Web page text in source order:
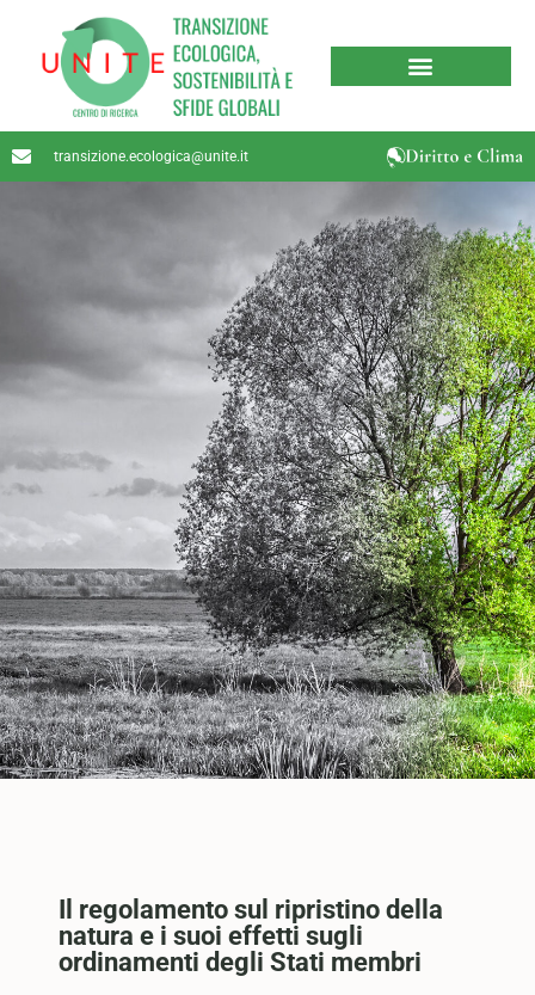
transizione.ecologica@unite.it
Il regolamento sul ripristino della
natura e i suoi effetti sugli
ordinamenti degli Stati membri